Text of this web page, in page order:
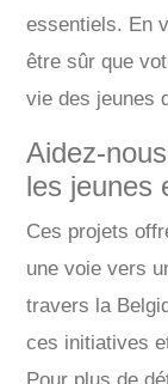
essentiels. En
être sûr que
vie des jeunes
Aidez-
les jeunes
Ces projets
une voie vers
travers la
ces initiatives